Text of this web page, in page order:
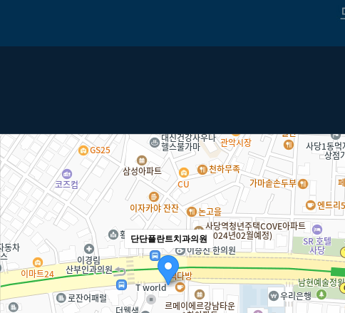
단단플란트치과의원